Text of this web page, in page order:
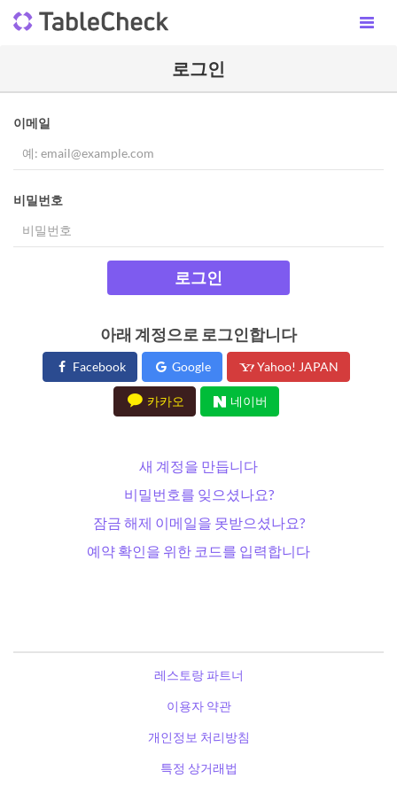
로그인
이메일
비밀번호
로그인
아래 계정으로 로그인합니다
Facebook Google Yahoo! JAPAN
카카오 네이버
새 계정을 만듭니다
비밀번호를 잊으셨나요?
잠금 해제 이메일을 못받으셨나요?
예약 확인을 위한 코드를 입력합니다
레스토랑 파트너
이용자 약관
개인정보 처리방침
특정 상거래법